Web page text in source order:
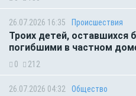
26.07.2026 16:35 Происшествия
Троих детей, оставшихся
погибшими в частном
0 212
26.07.2026 04:32 Общество